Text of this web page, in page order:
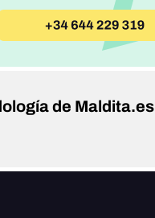
de Maldita.es